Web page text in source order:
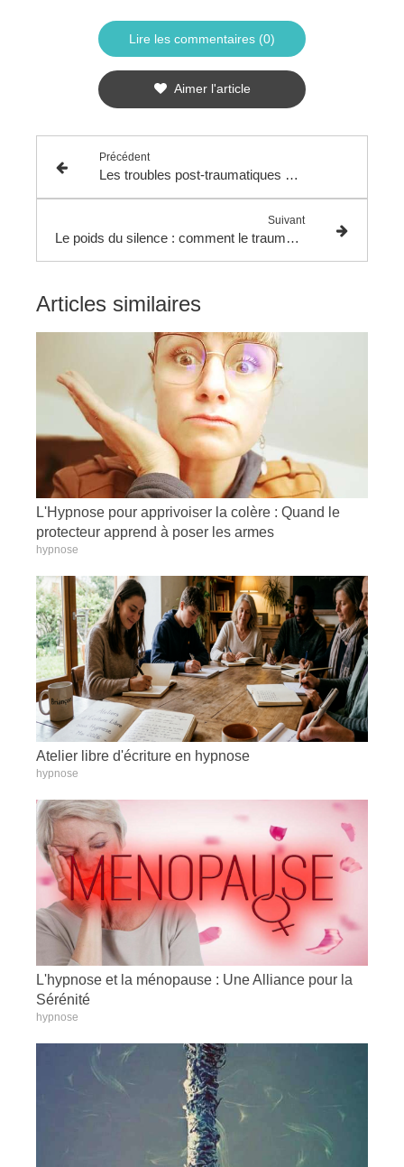
Lire les commentaires (0)
Aimer l'article
Précédent
Les troubles post-traumatiques et le poids
Suivant
Le poids du silence : comment le traumatisme sexuel peut influencer le poids corporel
Articles similaires
L'Hypnose pour apprivoiser la colère : Quand le
protecteur apprend à poser les armes
hypnose
Atelier libre d'écriture en hypnose
hypnose
L'hypnose et la ménopause : Une Alliance pour la
Sérénité
hypnose